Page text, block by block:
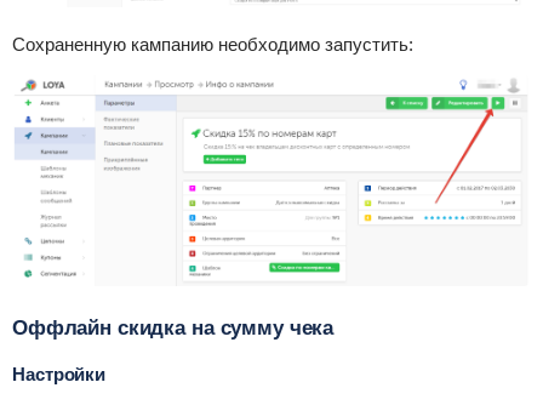
Сохраненную кампанию необходимо запустить:
Оффлайн скидка на сумму чека
Настройки